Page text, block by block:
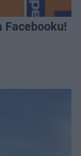
Facebooku!